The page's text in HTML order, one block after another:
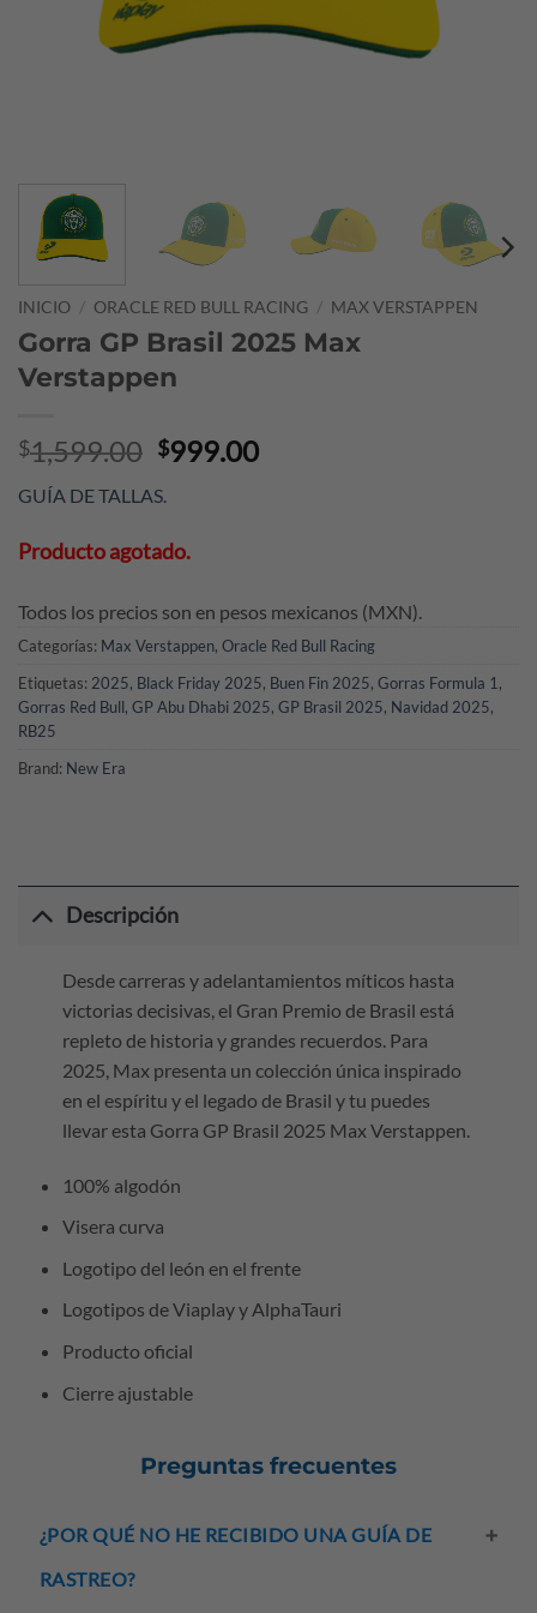
INICIO / ORACLE RED BULL RACING / MAX VERSTAPPEN
Gorra GP Brasil 2025 Max
Verstappen
$1,599.00 Original
was:
$1,599.00.
$999.00Current
GUÍA DE TALLAS
Producto agotado.
Todos los precios son en pesos mexicanos (MXN).
Categorías: Max Verstappen, Oracle Red Bull Racing
Etiquetas: 2025, Black Friday 2025, Buen Fin 2025, Gorras Formula 1 ,
Gorras Red Bull, GP Abu Dhabi 2025, GP Brasil 2025, Navidad 2025,
RB25
Brand: New Era
Descripción
Desde carreras y adelantamientos míticos hasta
victorias decisivas, el Gran Premio de Brasil está
repleto de historia y grandes recuerdos. Para
2025, Max presenta un colección única inspirado
en el espíritu y el legado de Brasil y tu puedes
llevar esta Gorra GP Brasil 2025 Max Verstappen.
100% algodón
Visera curva
Logotipo del león en el frente
Logotipos de Viaplay y AlphaTauri
Producto oficial
Cierre ajustable
Preguntas frecuentes
¿POR QUÉ NO HE RECIBIDO UNA GUÍA DE
RASTREO?